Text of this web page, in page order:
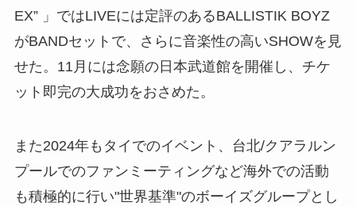
EX” 」ではLIVEには定評のあるBALLISTIK BOYZ
がBANDセットで、さらに音楽性の高いSHOWを見
せた。11月には念願の日本武道館を開催し、チケ
ット即完の大成功をおさめた。
また2024年もタイでのイベント、台北/クアラルン
プールでのファンミーティングなど海外での活動
も積極的に行い"世界基準"のボーイズグループとし